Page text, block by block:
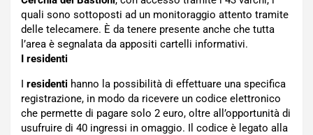
quali sono sottoposti ad un monitoraggio attento tramite
delle telecamere. È da tenere presente anche che tutta
l’area è segnalata da appositi cartelli informativi.
I residenti
I residenti hanno la possibilità di effettuare una specifica
registrazione, in modo da ricevere un codice elettronico
che permette di pagare solo 2 euro, oltre all’opportunità di
usufruire di 40 ingressi in omaggio. Il codice è legato alla